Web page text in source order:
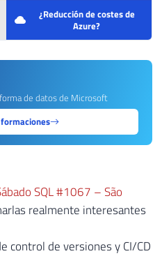
¿Reducción de costes de
Azure?
de datos de Microsoft
SQL #1067 – São
realmente interesantes
control de versiones y CI/CD